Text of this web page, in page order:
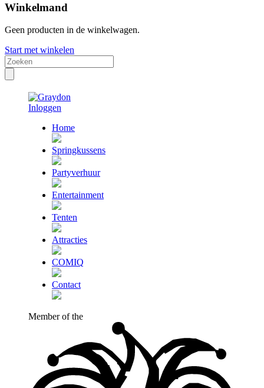
Winkelmand
Geen producten in de winkelwagen.
Start met winkelen
Inloggen
Home
Springkussens
Partyverhuur
Entertainment
Tenten
Attracties
COMIQ
Contact
Member of the